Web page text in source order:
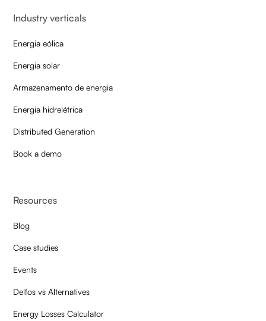
Industry verticals
Energia eólica
Energia solar
Armazenamento de energia
Energia hidrelétrica
Distributed Generation
Book a demo
Resources
Blog
Case studies
Events
Delfos vs Alternatives
Energy Losses Calculator